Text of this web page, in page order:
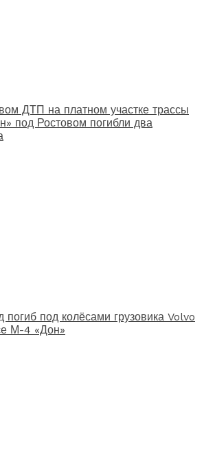
ДТП на платном участке трассы
под Ростовом погибли два
под колёсами грузовика Volvo
М-4 «Дон»